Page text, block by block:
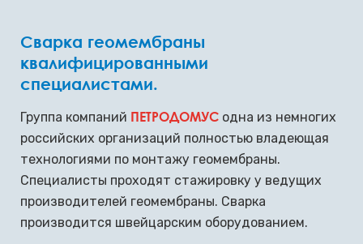
Сварка геомембраны
квалифицированными
специалистами.
Группа компаний ПЕТРОДОМУС одна из немногих
российских организаций полностью владеющая
технологиями по монтажу геомембраны.
Специалисты проходят стажировку у ведущих
производителей геомембраны. Сварка
производится швейцарским оборудованием.